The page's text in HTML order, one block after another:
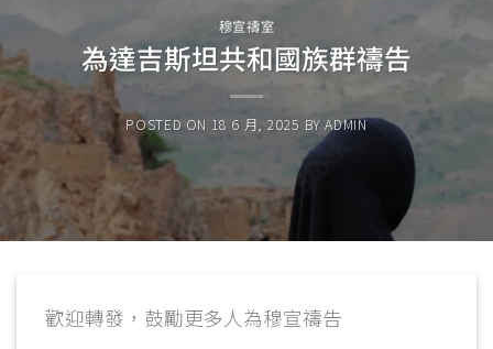
穆宣禱室
為達吉斯坦共和國族群禱告
POSTED ON 18 6 月, 2025 BYADMIN
歡迎轉發，鼓勵更多人為穆宣禱告